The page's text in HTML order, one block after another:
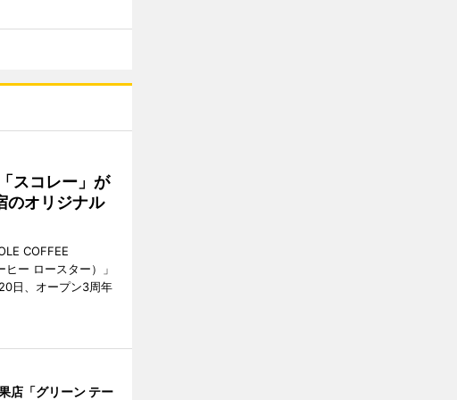
スコレー」が
オリジナル
COFFEE
ヒー ロースター）」
日、オープン3周年
店「グリーン テー